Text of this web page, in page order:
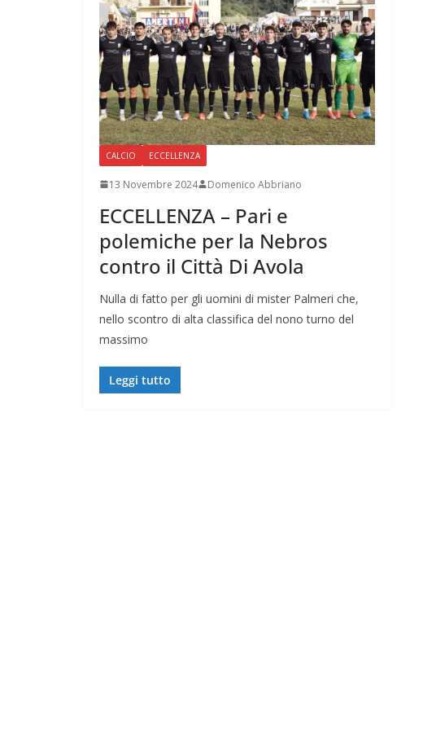
CALCIO ECCELLENZA
13 Novembre 2024 Domenico Abbriano
ECCELLENZA – Pari e
polemiche per la Nebros
contro il Città Di Avola
Nulla di fatto per gli uomini di mister Palmeri che,
nello scontro di alta classifica del nono turno del
massimo
Leggi tutto